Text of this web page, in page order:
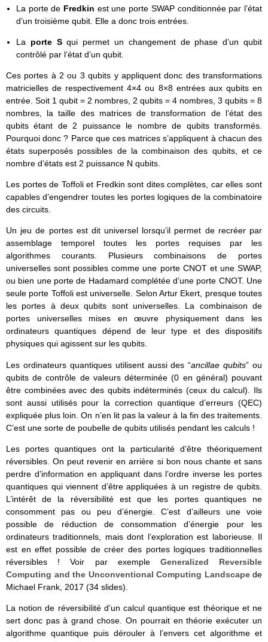
La porte de Fredkin est une porte SWAP conditionnée par l’état
d’un troisième qubit. Elle a donc trois entrées.
La porte Squi permet un changement de phase d’un qubit
contrôlé par l’état d’un qubit.
Ces portes à 2 ou 3 qubits y appliquent donc des transformations
matricielles de respectivement 4×4 ou 8×8 entrées aux qubits en
entrée. Soit 1 qubit = 2 nombres, 2 qubits = 4 nombres, 3 qubits = 8
nombres, la taille des matrices de transformation de l’état des
qubits étant de 2 puissance le nombre de qubits transformés.
Pourquoi donc ? Parce que ces matrices s’appliquent à chacun des
états superposés possibles de la combinaison des qubits, et ce
nombre d’états est 2 puissance N qubits.
Les portes de Toffoli et Fredkin sont dites complètes, car elles sont
capables d’engendrer toutes les portes logiques de la combinatoire
des circuits.
Un jeu de portes est dit universel lorsqu’il permet de recréer par
assemblage temporel toutes les portes requises par les
algorithmes courants. Plusieurs combinaisons de portes
universelles sont possibles comme une porte CNOT et une SWAP,
ou bien une porte de Hadamard complétée d’une porte CNOT. Une
seule porte Toffoli est universelle. Selon Artur Ekert, presque toutes
les portes à deux qubits sont universelles. La combinaison de
portes universelles mises en œuvre physiquement dans les
ordinateurs quantiques dépend de leur type et des dispositifs
physiques qui agissent sur les qubits.
Les ordinateurs quantiques utilisent aussi des “ancillae qubits” ou
qubits de contrôle de valeurs déterminée (0 en général) pouvant
être combinées avec des qubits indéterminés (ceux du calcul). Ils
sont aussi utilisés pour la correction quantique d’erreurs (QEC)
expliquée plus loin. On n’en lit pas la valeur à la fin des traitements.
C’est une sorte de poubelle de qubits utilisés pendant les calculs !
Les portes quantiques ont la particularité d’être théoriquement
réversibles. On peut revenir en arrière si bon nous chante et sans
perdre d’information en appliquant dans l’ordre inverse les portes
quantiques qui viennent d’être appliquées à un registre de qubits.
L’intérêt de la réversibilité est que les portes quantiques ne
consomment pas ou peu d’énergie. C’est d’ailleurs une voie
possible de réduction de consommation d’énergie pour les
ordinateurs traditionnels, mais dont l’exploration est laborieuse. Il
est en effet possible de créer des portes logiques traditionnelles
réversibles ! Voir par exemple Generalized Reversible
Computing and the Unconventional Computing Landscapede
Michael Frank, 2017 (34 slides).
La notion de réversibilité d’un calcul quantique est théorique et ne
sert donc pas à grand chose. On pourrait en théorie exécuter un
algorithme quantique puis dérouler à l’envers cet algorithme et